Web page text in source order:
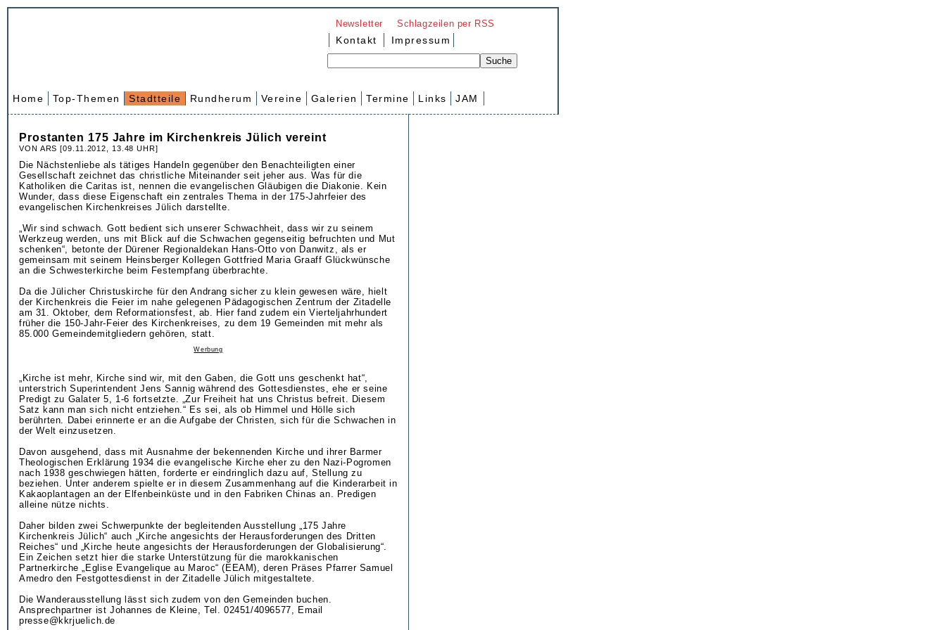
Newsletter Schlagzeilen per RSS
Kontakt Impressum
Home Top-Themen Stadtteile Rundherum Vereine Galerien Termine Links JAM
Prostanten 175 Jahre im Kirchenkreis Jülich vereint
VON ARS [09.11.2012, 13.48 UHR]
Die Nächstenliebe als tätiges Handeln gegenüber den Benachteiligten einer
Gesellschaft zeichnet das christliche Miteinander seit jeher aus. Was für die
Katholiken die Caritas ist, nennen die evangelischen Gläubigen die Diakonie. Kein
Wunder, dass diese Eigenschaft ein zentrales Thema in der 175-Jahrfeier des
evangelischen Kirchenkreises Jülich darstellte.
„Wir sind schwach. Gott bedient sich unserer Schwachheit, dass wir zu seinem
Werkzeug werden, uns mit Blick auf die Schwachen gegenseitig befruchten und Mut
schenken“, betonte der Dürener Regionaldekan Hans-Otto von Danwitz, als er
gemeinsam mit seinem Heinsberger Kollegen Gottfried Maria Graaff Glückwünsche
an die Schwesterkirche beim Festempfang überbrachte.
Da die Jülicher Christuskirche für den Andrang sicher zu klein gewesen wäre, hielt
der Kirchenkreis die Feier im nahe gelegenen Pädagogischen Zentrum der Zitadelle
am 31. Oktober, dem Reformationsfest, ab. Hier fand zudem ein Vierteljahrhundert
früher die 150-Jahr-Feier des Kirchenkreises, zu dem 19 Gemeinden mit mehr als
85.000 Gemeindemitgliedern gehören, statt.
Werbung
„Kirche ist mehr, Kirche sind wir, mit den Gaben, die Gott uns geschenkt hat“,
unterstrich Superintendent Jens Sannig während des Gottesdienstes, ehe er seine
Predigt zu Galater 5, 1-6 fortsetzte. „Zur Freiheit hat uns Christus befreit. Diesem
Satz kann man sich nicht entziehen.“ Es sei, als ob Himmel und Hölle sich
berührten. Dabei erinnerte er an die Aufgabe der Christen, sich für die Schwachen in
der Welt einzusetzen.
Davon ausgehend, dass mit Ausnahme der bekennenden Kirche und ihrer Barmer
Theologischen Erklärung 1934 die evangelische Kirche eher zu den Nazi-Pogromen
nach 1938 geschwiegen hätten, forderte er eindringlich dazu auf, Stellung zu
beziehen. Unter anderem spielte er in diesem Zusammenhang auf die Kinderarbeit in
Kakaoplantagen an der Elfenbeinküste und in den Fabriken Chinas an. Predigen
alleine nütze nichts.
Daher bilden zwei Schwerpunkte der begleitenden Ausstellung „175 Jahre
Kirchenkreis Jülich“ auch „Kirche angesichts der Herausforderungen des Dritten
Reiches“ und „Kirche heute angesichts der Herausforderungen der Globalisierung“.
Ein Zeichen setzt hier die starke Unterstützung für die marokkanischen
Partnerkirche „Eglise Evangelique au Maroc“ (EEAM), deren Präses Pfarrer Samuel
Amedro den Festgottesdienst in der Zitadelle Jülich mitgestaltete.
Die Wanderausstellung lässt sich zudem von den Gemeinden buchen.
Ansprechpartner ist Johannes de Kleine, Tel. 02451/4096577, Email
presse@kkrjuelich.de